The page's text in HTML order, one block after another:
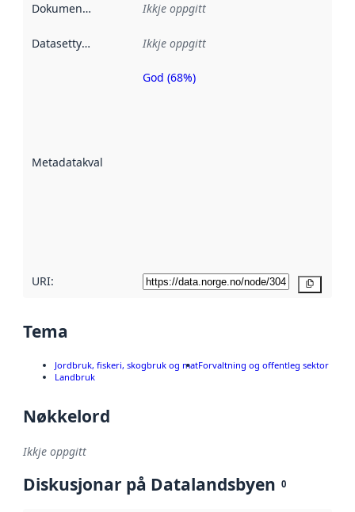
Dokumentasjon Ikkje oppgitt
Datasettype Ikkje oppgitt
Metadatakvalitet
Metadatakvalitet
God (68%)
URI:
Tema
Jordbruk, fiskeri, skogbruk og matForvaltning og offentleg sektor
Landbruk
Nøkkelord
Ikkje oppgitt
Diskusjonar på Datalandsbyen 0